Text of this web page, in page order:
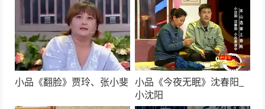
小品《翻脸》贾玲、张小斐
小品《今夜无眠》沈春阳_
小沈阳